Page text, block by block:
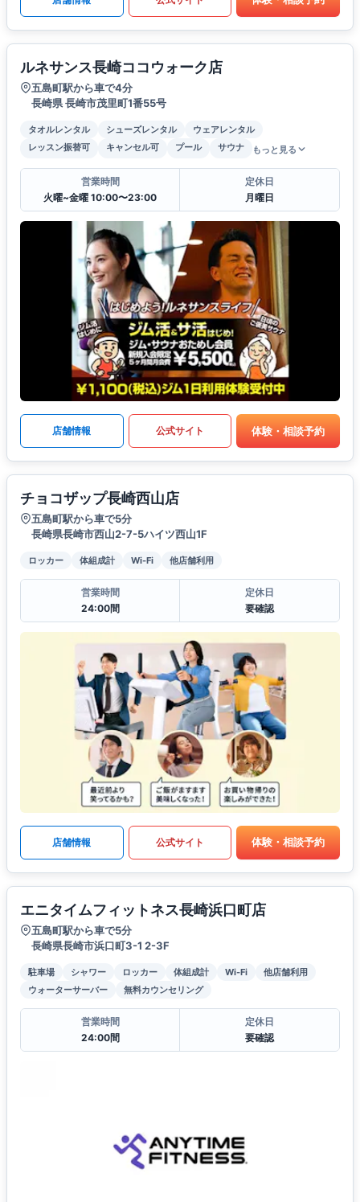
ルネサンス長崎ココウォーク店
五島町駅から車で4分
長崎県 長崎市茂里町1番55号
タオルレンタル シューズレンタル
ウェアレンタル
レッスン振替可
キャンセル可 プール サウナ もっと見る
営業時間
火曜~金曜 10:00〜23:00
定休日
月曜日
店舗情報 公式サイト 体験・相談予約
チョコザップ長崎西山店
五島町駅から車で5分
長崎県長崎市西山2-7-5ハイツ西山1F
ロッカー 体組成計 Wi-Fi 他店舗利用
営業時間
24:00間
定休日
要確認
店舗情報 公式サイト 体験・相談予約
エニタイムフィットネス長崎浜口町店
五島町駅から車で5分
長崎県長崎市浜口町3-1 2-3F
駐車場 シャワー ロッカー 体組成計 Wi-Fi
他店舗利用
ウォーターサーバー
無料カウンセリング
営業時間
24:00間
定休日
要確認